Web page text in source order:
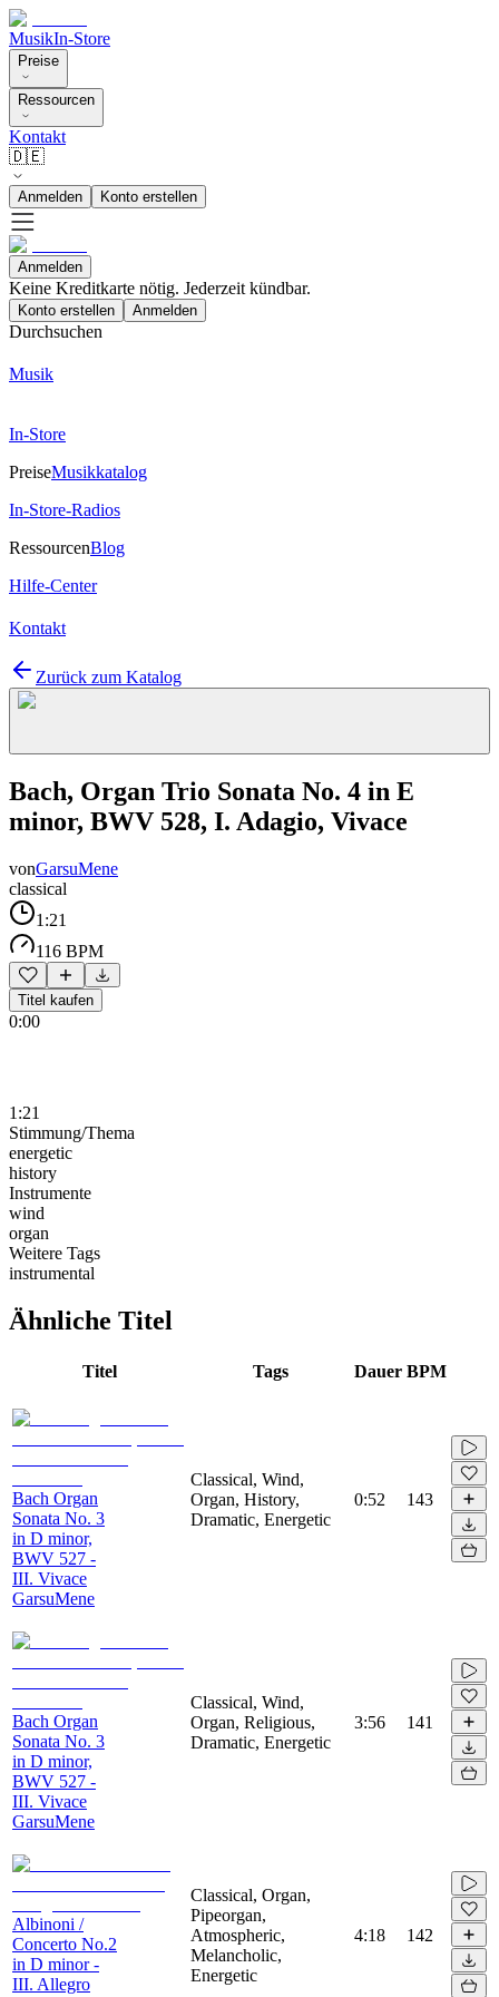
MusikIn-Store
Preise
Ressourcen
Kontakt
🇩🇪
Anmelden Konto erstellen
Anmelden
Keine Kreditkarte nötig. Jederzeit kündbar.
Konto erstellen Anmelden
Durchsuchen
Musik
In-Store
PreiseMusikkatalog
In-Store-Radios
RessourcenBlog
Hilfe-Center
Kontakt
Zurück zum Katalog
Bach, Organ Trio Sonata No. 4 in E
minor, BWV 528, I. Adagio, Vivace
vonGarsuMene
classical
1:21
116 BPM
Titel kaufen
0:00
1:21
Stimmung/Thema
energetic
history
Instrumente
wind
organ
Weitere Tags
instrumental
Ähnliche Titel
Titel Tags Dauer BPM
Bach Organ
Sonata No. 3
in D minor,
BWV 527 -
III. Vivace
GarsuMene
Classical, Wind,
Organ, History,
Dramatic, Energetic
0:52 143
Bach Organ
Sonata No. 3
in D minor,
BWV 527 -
III. Vivace
GarsuMene
Classical, Wind,
Organ, Religious,
Dramatic, Energetic
3:56 141
Albinoni /
Concerto No.2
in D minor -
III. Allegro
Classical, Organ,
Pipeorgan,
Atmospheric,
Melancholic,
Energetic
4:18 142